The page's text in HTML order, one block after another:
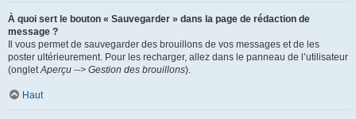
À quoi sert le bouton « Sauvegarder » dans la page de rédaction de
message ?
Il vous permet de sauvegarder des brouillons de vos messages et de les
poster ultérieurement. Pour les recharger, allez dans le panneau de l’utilisateur
(ongletAperçu --> Gestion des brouillons).
Haut